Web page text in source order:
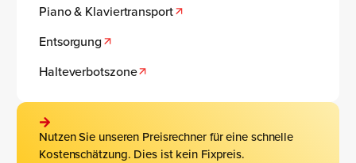
Piano & Klaviertransport
Entsorgung
Halteverbotszone
Nutzen Sie unseren Preisrechner für eine schnelle
Kostenschätzung. Dies ist kein Fixpreis.